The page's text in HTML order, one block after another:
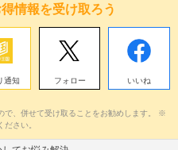
情報を受け取ろう
通知 フォロー いいね
で、併せて受け取ることをお勧めします。 ※
さい。